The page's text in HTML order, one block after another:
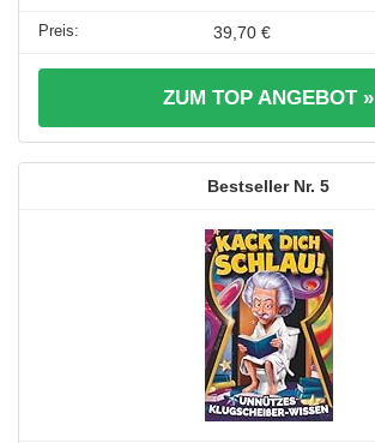
39,70 €
ZUM TOP ANGEBOT »
5